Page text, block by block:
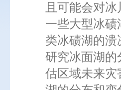
且可能会对
一些大型冰
类冰碛湖的
研究冰面湖的
估区域未来灾